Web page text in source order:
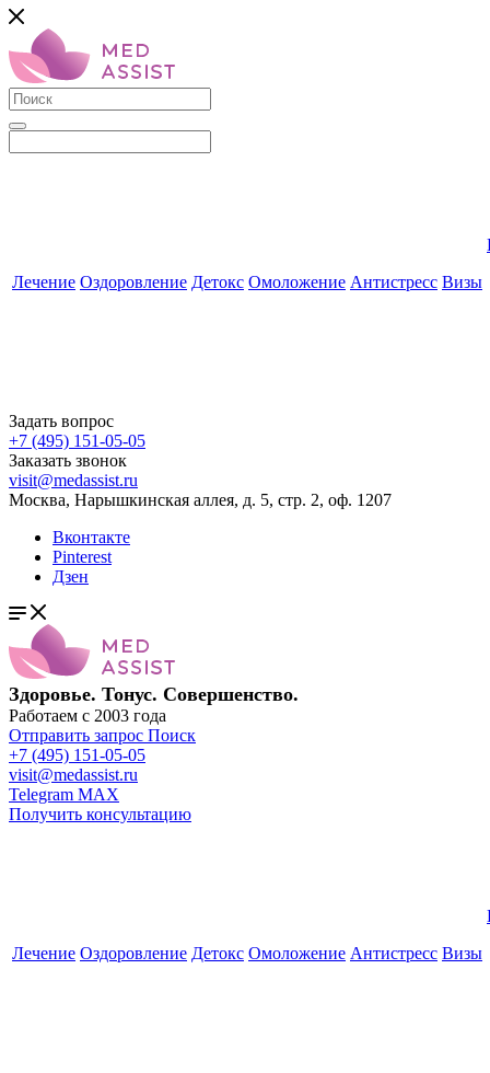
Лечение Оздоровление Детокс Омоложение Антистресс Визы
Задать вопрос
+7 (495) 151-05-05
Заказать звонок
visit@medassist.ru
Москва, Нарышкинская аллея, д. 5, стр. 2, оф. 1207
Вконтакте
Pinterest
Дзен
Здоровье. Тонус. Совершенство.
Работаем с 2003 года
Отправить запрос Поиск
+7 (495) 151-05-05
visit@medassist.ru
Telegram MAX
Получить консультацию
Лечение Оздоровление Детокс Омоложение Антистресс Визы